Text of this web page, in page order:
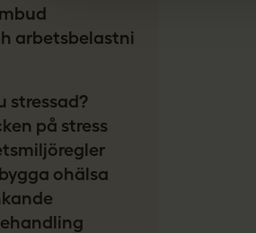
arbetsbelastning
stressad?
på stress
ohälsa